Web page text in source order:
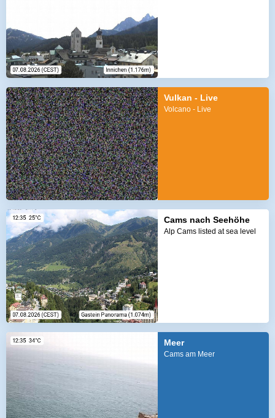
Vulkan - Live
Volcano - Live
Cams nach Seehöhe
Alp Cams listed at sea level
Meer
Cams am Meer